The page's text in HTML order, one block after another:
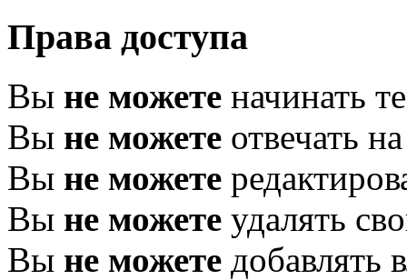
Права доступа
Вы не можете начинать
Вы не можете отвечать
Вы не можете
Вы не можете удалять
Вы не можете добавлять